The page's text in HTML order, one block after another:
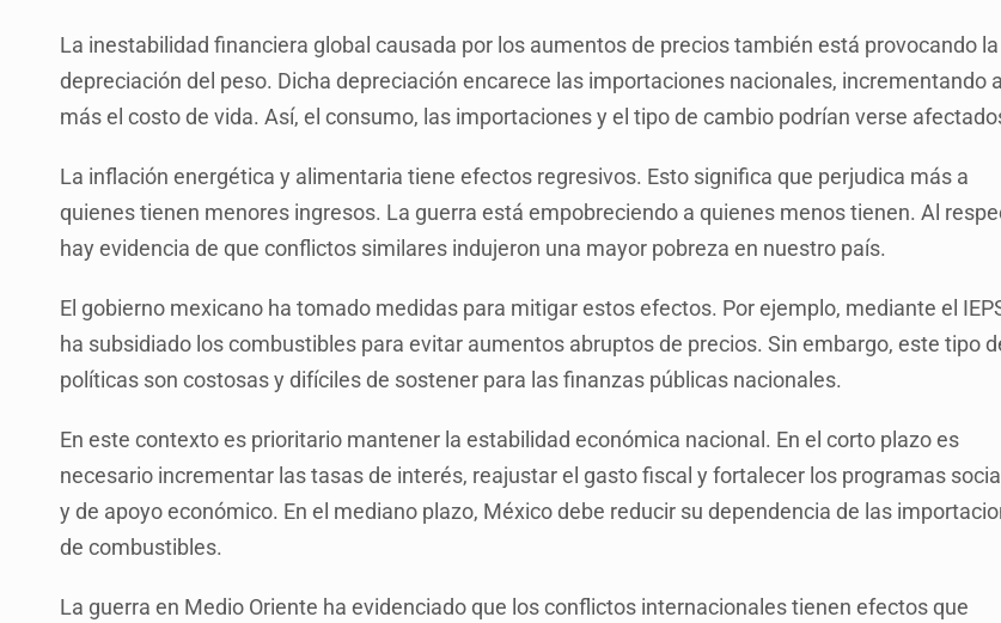
La inestabilidad financiera global causada por los aumentos de precios también está provocando la
depreciación del peso. Dicha depreciación encarece las importaciones nacionales, incrementando
más el costo de vida. Así, el consumo, las importaciones y el tipo de cambio podrían verse
La inflación energética y alimentaria tiene efectos regresivos. Esto significa que perjudica más a
quienes tienen menores ingresos. La guerra está empobreciendo a quienes menos tienen. Al
hay evidencia de que conflictos similares indujeron una mayor pobreza en nuestro país.
El gobierno mexicano ha tomado medidas para mitigar estos efectos. Por ejemplo, mediante el
ha subsidiado los combustibles para evitar aumentos abruptos de precios. Sin embargo, este tipo
políticas son costosas y difíciles de sostener para las finanzas públicas nacionales.
En este contexto es prioritario mantener la estabilidad económica nacional. En el corto plazo es
necesario incrementar las tasas de interés, reajustar el gasto fiscal y fortalecer los programas
y de apoyo económico. En el mediano plazo, México debe reducir su dependencia de las
de combustibles.
La guerra en Medio Oriente ha evidenciado que los conflictos internacionales tienen efectos que